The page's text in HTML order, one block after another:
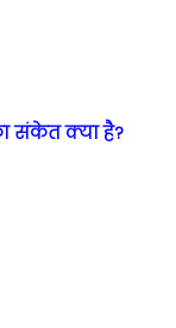
संकेत क्या है?